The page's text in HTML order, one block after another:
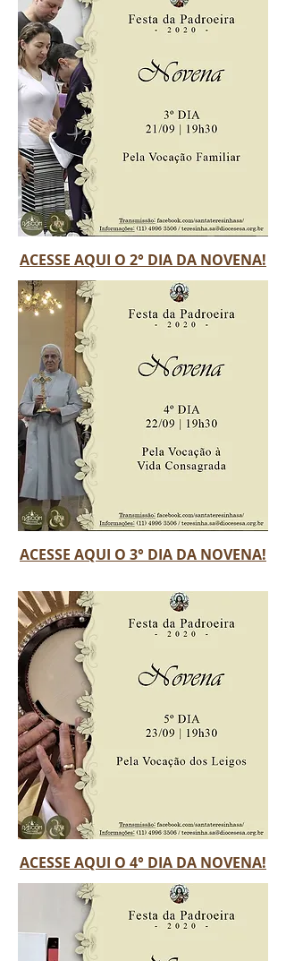
ACESSE AQUI O 2° DIA DA NOVENA!
ACESSE AQUI O 3° DIA DA NOVENA!
ACESSE AQUI O 4° DIA DA NOVENA!